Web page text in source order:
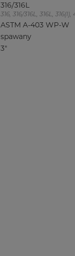
316/316L
316, 316/316L, 316L,
ASTM A-403 WP-W
spawany
3"